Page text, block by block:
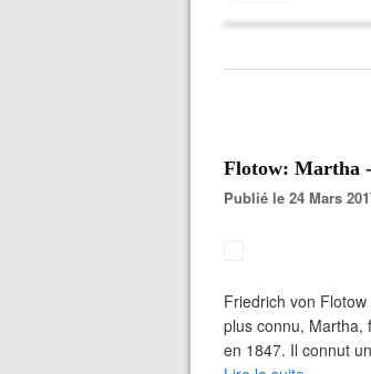
Flotow:
Publié le 24 Mars
Friedrich von
plus connu, Martha,
en 1847. Il connut